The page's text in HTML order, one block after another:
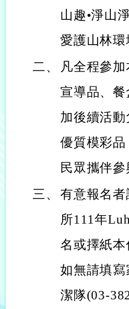
山趣•淨山
愛護山林環
二、
凡全程參
宣導品、
加後續活
優質模彩
民眾攜伴參
三、 有意報名
所111年
名或擇紙
如無請填
潔隊(03-